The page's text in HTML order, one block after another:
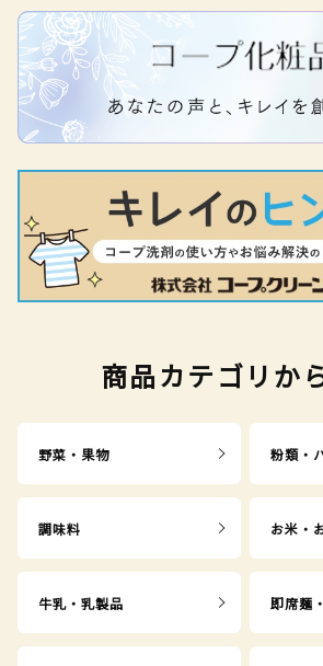
商品カテゴリか
野菜・果物 粉類・
調味料 お米・
牛乳・乳製品 即席麺